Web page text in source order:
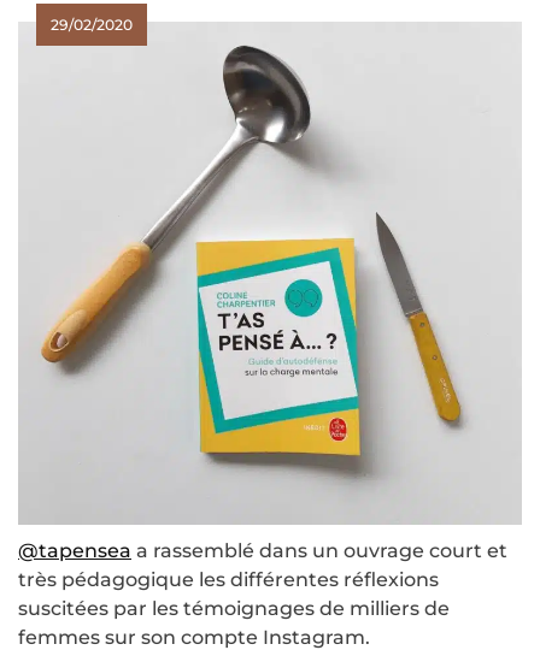
29/02/2020
@tapensea a rassemblé dans un ouvrage court et
très pédagogique les différentes réflexions
suscitées par les témoignages de milliers de
femmes sur son compte Instagram.